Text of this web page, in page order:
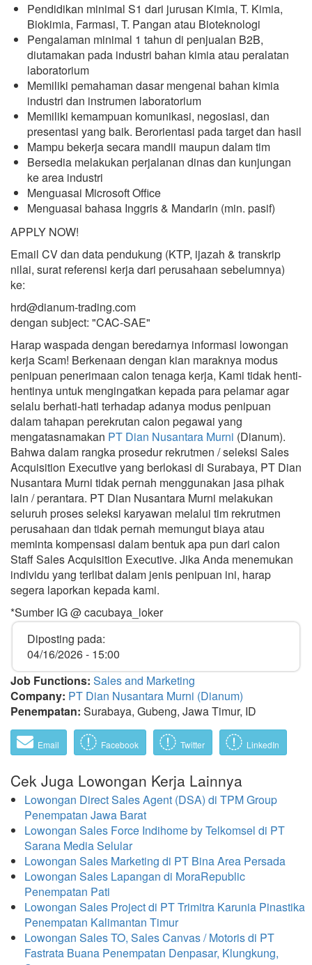
Pendidikan minimal S1 dari jurusan Kimia, T. Kimia,
Biokimia, Farmasi, T. Pangan atau Bioteknologi
Pengalaman minimal 1 tahun di penjualan B2B,
diutamakan pada industri bahan kimia atau peralatan
laboratorium
Memiliki pemahaman dasar mengenai bahan kimia
industri dan instrumen laboratorium
Memiliki kemampuan komunikasi, negosiasi, dan
presentasi yang baik. Berorientasi pada target dan hasil
Mampu bekerja secara mandii maupun dalam tim
Bersedia melakukan perjalanan dinas dan kunjungan
ke area industri
Menguasai Microsoft Office
Menguasai bahasa Inggris & Mandarin (min. pasif)
APPLY NOW!
Email CV dan data pendukung (KTP, ijazah & transkrip
nilai, surat referensi kerja dari perusahaan sebelumnya)
ke:
hrd@dianum-trading.com
dengan subject: "CAC-SAE"
Harap waspada dengan beredarnya informasi lowongan
kerja Scam! Berkenaan dengan kian maraknya modus
penipuan penerimaan calon tenaga kerja, Kami tidak henti-
hentinya untuk mengingatkan kepada para pelamar agar
selalu berhati-hati terhadap adanya modus penipuan
dalam tahapan perekrutan calon pegawai yang
mengatasnamakan PT Dian Nusantara Murni (Dianum).
Bahwa dalam rangka prosedur rekrutmen / seleksi Sales
Acquisition Executive yang berlokasi di Surabaya, PT Dian
Nusantara Murni tidak pernah menggunakan jasa pihak
lain / perantara. PT Dian Nusantara Murni melakukan
seluruh proses seleksi karyawan melalui tim rekrutmen
perusahaan dan tidak pernah memungut biaya atau
meminta kompensasi dalam bentuk apa pun dari calon
Staff Sales Acquisition Executive. Jika Anda menemukan
individu yang terlibat dalam jenis penipuan ini, harap
segera laporkan kepada kami.
*Sumber IG @ cacubaya_loker
Diposting pada:
04/16/2026 - 15:00
Job Functions: Sales and Marketing
Company: PT Dian Nusantara Murni (Dianum)
Penempatan: Surabaya, Gubeng, Jawa Timur, ID
Email Facebook Twitter LinkedIn
Cek Juga Lowongan Kerja Lainnya
Lowongan Direct Sales Agent (DSA) di TPM Group
Penempatan Jawa Barat
Lowongan Sales Force Indihome by Telkomsel di PT
Sarana Media Selular
Lowongan Sales Marketing di PT Bina Area Persada
Lowongan Sales Lapangan di MoraRepublic
Penempatan Pati
Lowongan Sales Project di PT Trimitra Karunia Pinastika
Penempatan Kalimantan Timur
Lowongan Sales TO, Sales Canvas / Motoris di PT
Fastrata Buana Penempatan Denpasar, Klungkung,